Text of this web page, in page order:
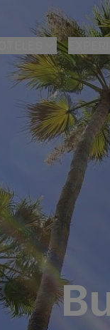
LAS PALMAS DE GRAN
Bull Astoria
Bull Reina Isabel &
ARGUINEGUÍN
Bull Dorado Beach &
PLAYA DEL INGLÉS
Bull Eugenia Victoria
Bull Vital Suites &
Bull Escorial & Spa
Bull Boutique Casas